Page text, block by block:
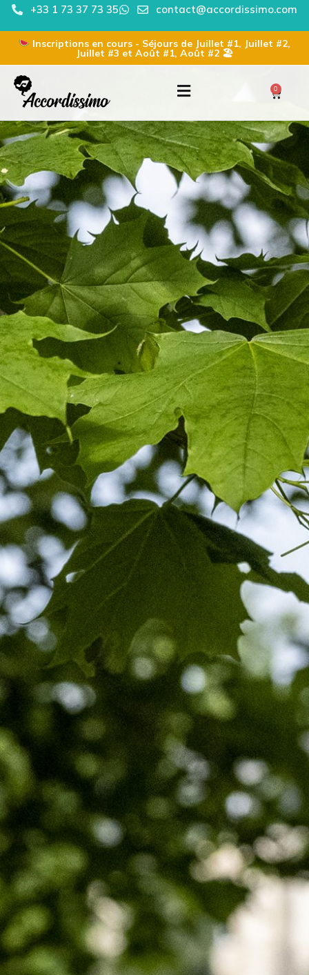
+33 1 73 37 73 35 contact@accordissimo.com
Inscriptions en cours - Séjours de Juillet #1, Juillet #2,
Juillet #3 et Août #1, Août #2 🏖
0